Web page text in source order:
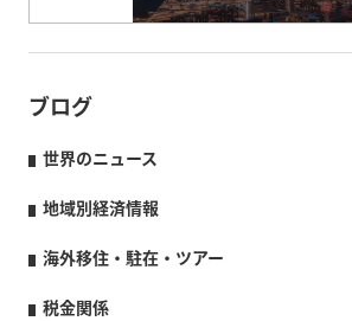
ブログ
世界のニュース
地域別経済情報
海外移住・駐在・ツアー
税金関係